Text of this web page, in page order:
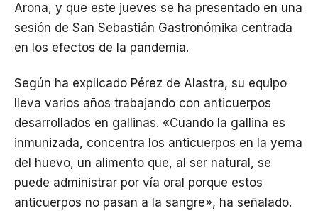
Arona, y que este jueves se ha presentado en una
sesión de San Sebastián Gastronómika centrada
en los efectos de la pandemia.
Según ha explicado Pérez de Alastra, su equipo
lleva varios años trabajando con anticuerpos
desarrollados en gallinas. «Cuando la gallina es
inmunizada, concentra los anticuerpos en la yema
del huevo, un alimento que, al ser natural, se
puede administrar por vía oral porque estos
anticuerpos no pasan a la sangre», ha señalado.